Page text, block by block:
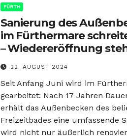
FÜRTH
Sanierung des
im Fürthermare
– Wiedereröffnung
22. AUGUST 2024
Seit Anfang Juni wird im
gearbeitet: Nach 17 Jahren
erhält das Außenbecken des
Freizeitbades eine umfassende
wird nicht nur äußerlich